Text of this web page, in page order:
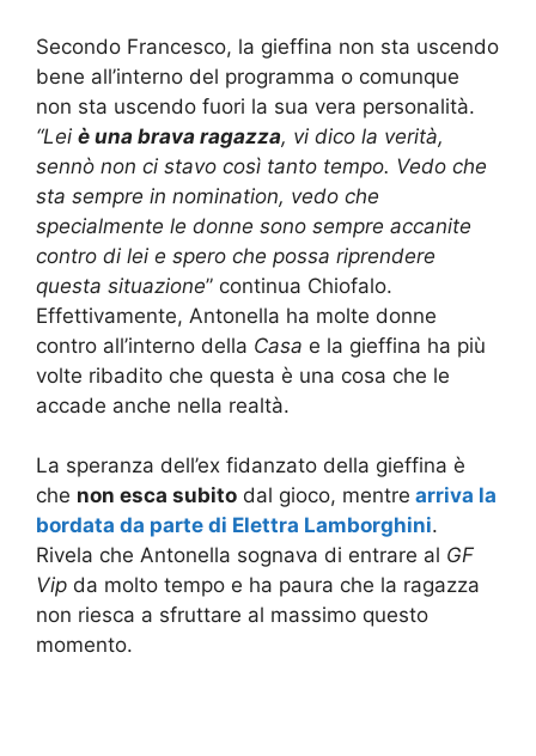
Secondo Francesco, la gieffina non sta uscendo
bene all’interno del programma o comunque
non sta uscendo fuori la sua vera personalità.
“Lei è una brava ragazza, vi dico la verità,
sennò non ci stavo così tanto tempo. Vedo che
sta sempre in nomination, vedo che
specialmente le donne sono sempre accanite
contro di lei e spero che possa riprendere
questa situazione” continua Chiofalo.
Effettivamente, Antonella ha molte donne
contro all’interno della Casa e la gieffina ha più
volte ribadito che questa è una cosa che le
accade anche nella realtà.
La speranza dell’ex fidanzato della gieffina è
che non esca subito dal gioco, mentre arriva la
bordata da parte di Elettra Lamborghini.
Rivela che Antonella sognava di entrare al GF
Vip da molto tempo e ha paura che la ragazza
non riesca a sfruttare al massimo questo
momento.